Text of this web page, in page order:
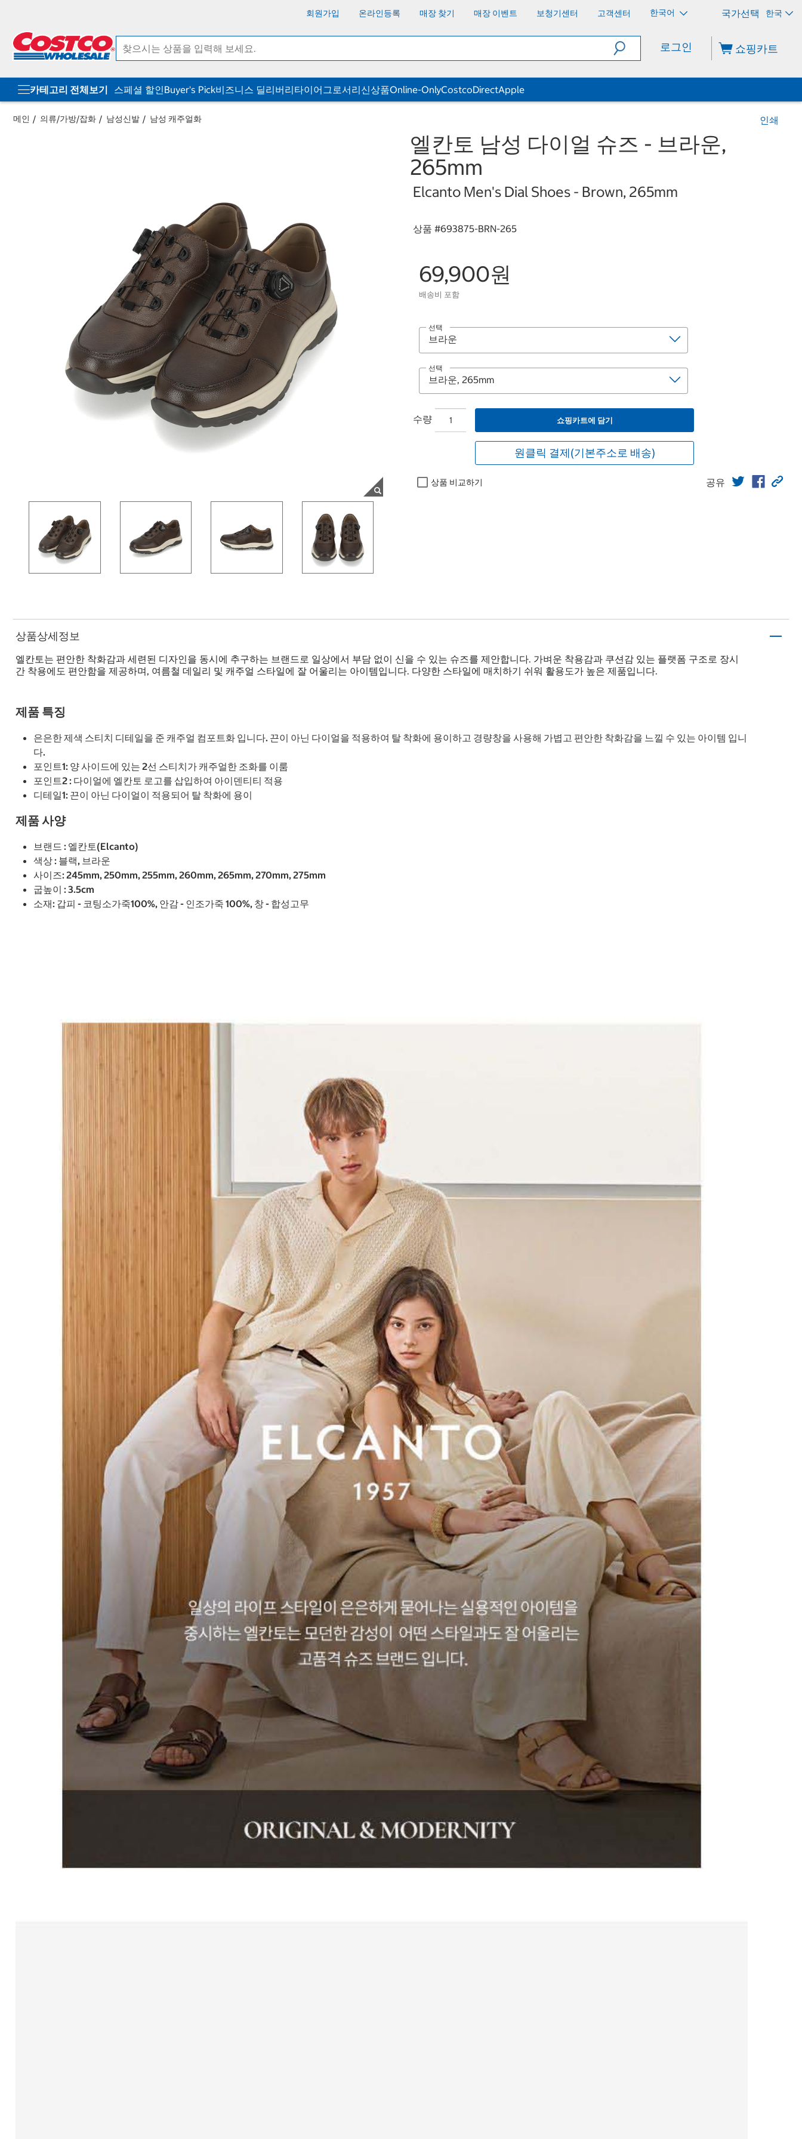
회원가입 온라인등록 매장 찾기 매장 이벤트 보청기센터 고객센터 한국어 한국
로그인 쇼핑카트
카테고리 전체보기 스페셜 할인Buyer's Pick비즈니스 딜리버리타이어그로서리신상품Online-OnlyCostcoDirectApple
메인 의류/가방/잡화 남성신발 남성 캐주얼화 인쇄
엘칸토 남성 다이얼 슈즈 - 브라운,
265mm
Elcanto Men's Dial Shoes - Brown, 265mm
상품 #693875-BRN-265
69,900원
배송비 포함
선택
선택
수량 쇼핑카트에 담기
원클릭 결제(기본주소로 배송)
상품 비교하기 공유
상품상세정보
엘칸토는 편안한 착화감과 세련된 디자인을 동시에 추구하는 브랜드로 일상에서 부담 없이 신을 수 있는 슈즈를 제안합니다. 가벼운 착용감과 쿠션감 있는 플랫폼 구조로 장시
간 착용에도 편안함을 제공하며, 여름철 데일리 및 캐주얼 스타일에 잘 어울리는 아이템입니다. 다양한 스타일에 매치하기 쉬워 활용도가 높은 제품입니다.
제품 특징
은은한 제색 스티치 디테일을 준 캐주얼 컴포트화 입니다. 끈이 아닌 다이얼을 적용하여 탈 착화에 용이하고 경량창을 사용해 가볍고 편안한 착화감을 느낄 수 있는 아이템 입니
다.
포인트1: 양 사이드에 있는 2선 스티치가 캐주얼한 조화를 이룸
포인트2 : 다이얼에 엘칸토 로고를 삽입하여 아이덴티티 적용
디테일1: 끈이 아닌 다이얼이 적용되어 탈 착화에 용이
제품 사양
브랜드 : 엘칸토(Elcanto)
색상 : 블랙, 브라운
사이즈: 245mm, 250mm, 255mm, 260mm, 265mm, 270mm, 275mm
굽높이 : 3.5cm
소재: 갑피 - 코팅소가죽100%, 안감 - 인조가죽 100%, 창 - 합성고무